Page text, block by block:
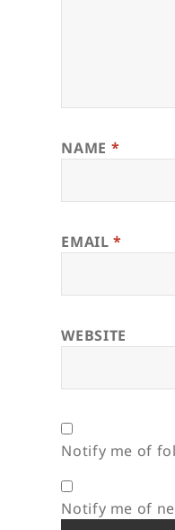
NAME *
EMAIL*
WEBSITE
Notify me of
Notify me of